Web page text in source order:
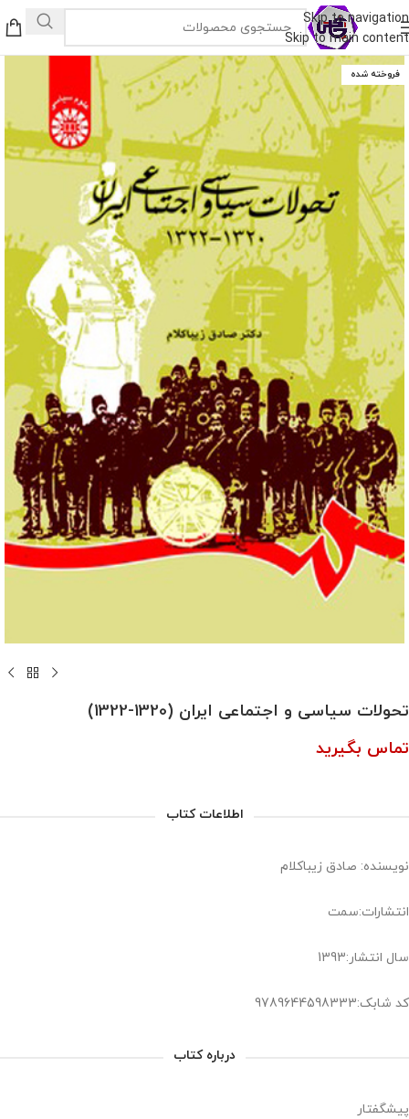
Skip to navigation
Skip to main content
فروخته شده
تحولات سیاسی و اجتماعی ایران (1320-1322)
تماس بگیرید
اطلاعات کتاب
نویسنده: صادق زیبا‌کلام
انتشارات:سمت
سال انتشار:1393
کد شابک:9789644598333
درباره کتاب
پیشگفتار